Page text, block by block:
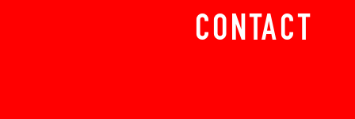
CONTACT